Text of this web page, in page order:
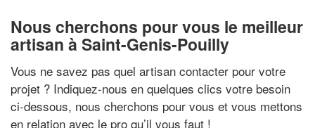
Nous cherchons pour vous le meilleur
artisan à Saint-Genis-Pouilly
Vous ne savez pas quel artisan contacter pour votre
projet ? Indiquez-nous en quelques clics votre besoin
ci-dessous, nous cherchons pour vous et vous mettons
en relation avec le pro qu’il vous faut !